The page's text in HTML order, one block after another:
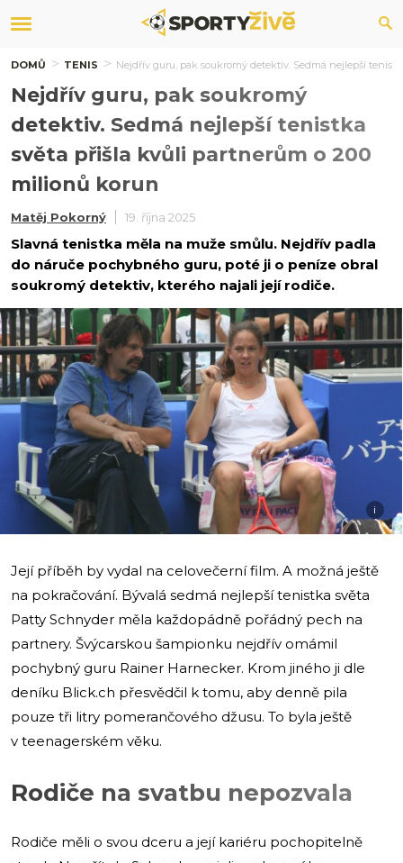
DOMŮ TENIS Nejdřív guru, pak soukromý detektiv. Sedmá nejlepší
Nejdřív guru, pak soukromý
detektiv. Sedmá nejlepší tenistka
světa přišla kvůli partnerům o 200
milionů korun
Matěj Pokorný 19. října 2025
Slavná tenistka měla na muže smůlu. Nejdřív padla
do náruče pochybného guru, poté ji o peníze obral
soukromý detektiv, kterého najali její rodiče.
i
Její příběh by vydal na celovečerní film. A možná ještě
na pokračování. Bývalá sedmá nejlepší tenistka světa
Patty Schnyder měla každopádně pořádný pech na
partnery. Švýcarskou šampionku nejdřív omámil
pochybný guru Rainer Harnecker. Krom jiného ji dle
deníku Blick.ch přesvědčil k tomu, aby denně pila
pouze tři litry pomerančového džusu. To byla ještě
v teenagerském věku.
Rodiče na svatbu nepozvala
Rodiče měli o svou dceru a její kariéru pochopitelně